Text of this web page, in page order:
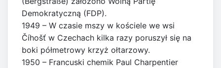
Demokratyczną (FDP).
1949 – W czasie mszy w kościele we wsi
Číhošť w Czechach kilka razy poruszył się na
boki półmetrowy krzyż ołtarzowy.
1950 – Francuski chemik Paul Charpentier